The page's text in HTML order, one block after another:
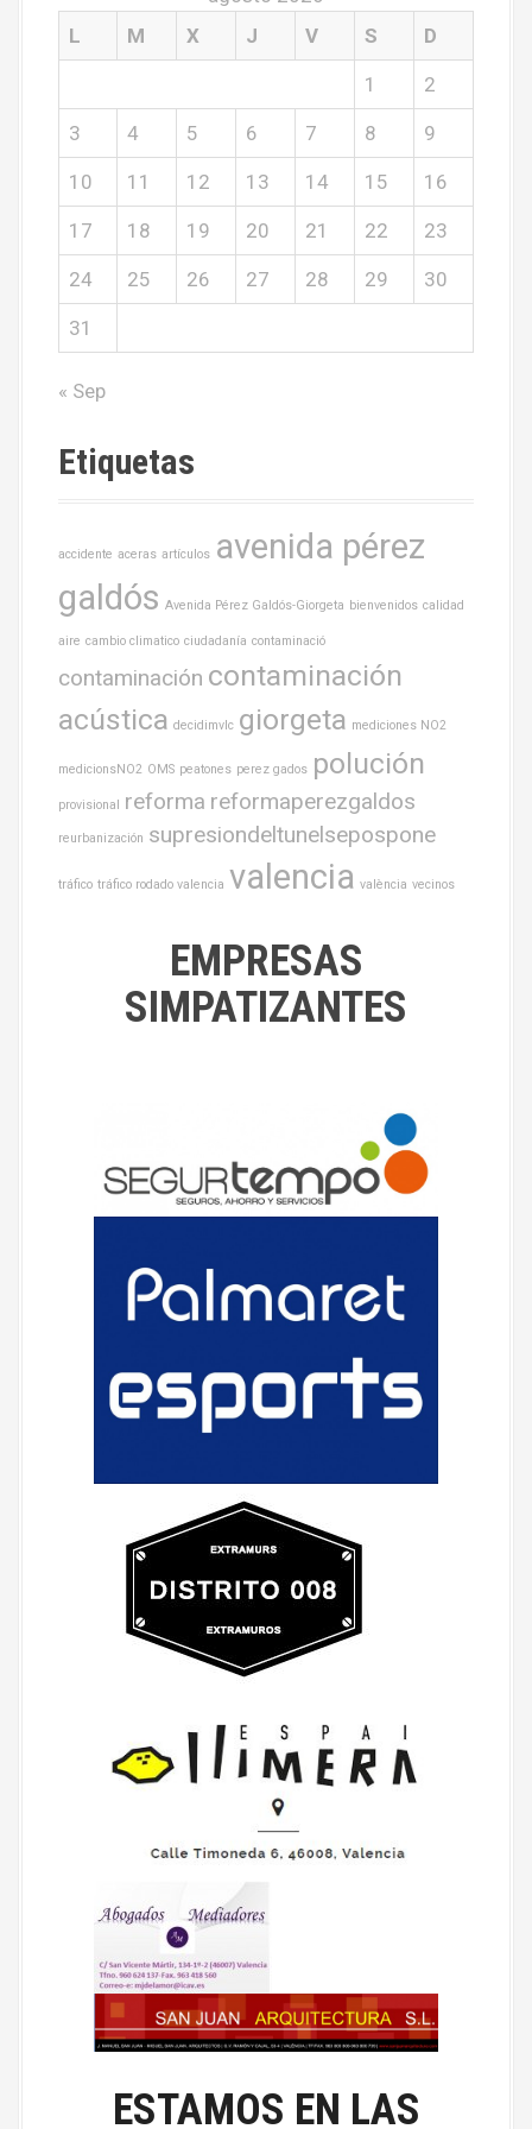
L
M X J V S D
1 2
3 4 5 6 7 8 9
10 11 12 13 14 15 16
17 18 19 20 21 22 23
24 25 26 27 28 29 30
31
« Sep
Etiquetas
accidente aceras artículos avenida pérez
galdós Avenida Pérez Galdós-Giorgeta bienvenidos calidad
aire cambio climatico ciudadanía contaminació
contaminación contaminación
acústica decidimvlc giorgeta mediciones NO2
medicionsNO2 OMS peatones perez gados polución
provisional reforma reformaperezgaldos
reurbanización supresiondeltunelsepospone
tráfico tráfico rodado valencia valencia valència vecinos
EMPRESAS
SIMPATIZANTES
ESTAMOS EN LAS